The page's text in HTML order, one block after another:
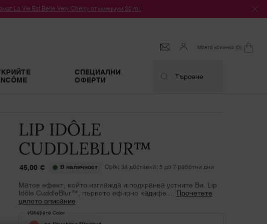
La Vie Est Belle Very Cherry от минимум 30 ml.
Моята количка 0
0 продукт
СПЕЦИАЛНИ
ОФЕРТИ
Търсене
LIP IDÔLE
CUDDLEBLUR™
45,00 € В наличност Срок за доставка: 5 до 7 работни дни
Матов ефект, който изглажда и подхранва устните Ви. Lip
Idôle CuddleBlur™, първото ефирно кадифе ...
Прочетете
цялото описание
Изберете Color